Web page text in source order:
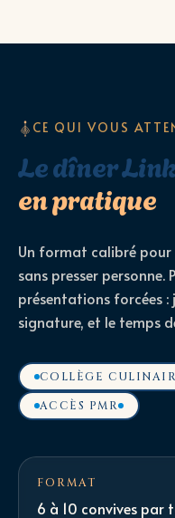
CE QUI VOUS
Le dîner
en pratique
Un format calibré
sans presser
présentations forcées :
signature, et le temps
COLLÈGE
ACCÈS PMR
FORMAT
6 à 10 convives par